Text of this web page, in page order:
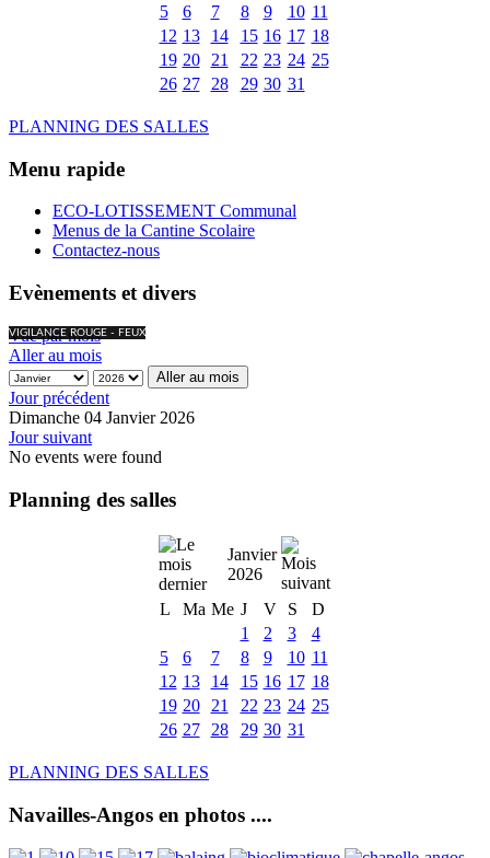
5
6 7 8 9 10 11
12 13 14 15 16 17 18
19 20 21 22 23 24 25
26 27 28 29 30 31
PLANNING DES SALLES
Menu rapide
ECO-LOTISSEMENT Communal
Menus de la Cantine Scolaire
Contactez-nous
Evènements et divers
VIGILANCE ROUGE - FEUX
Vue par mois
Aller au mois
Aller au mois
Jour précédent
Dimanche 04 Janvier 2026
Jour suivant
No events were found
Planning des salles
Janvier
2026
L
Ma Me J V S
D
1
2 3
4
5
6 7 8 9 10 11
12 13 14 15 16 17 18
19 20 21 22 23 24 25
26 27 28 29 30 31
PLANNING DES SALLES
Navailles-Angos en photos ....